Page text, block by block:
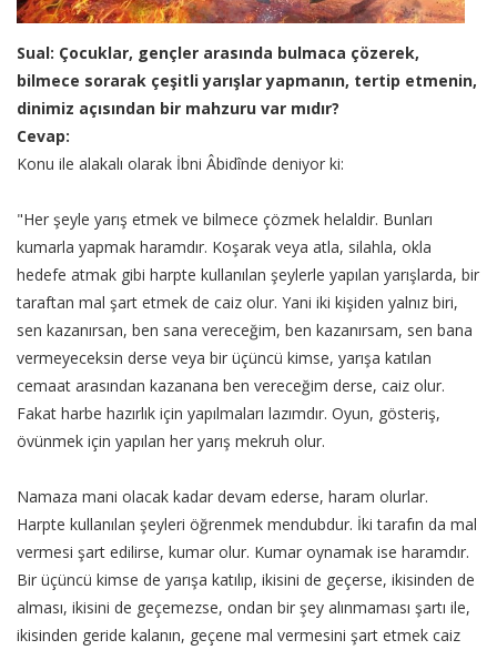
Sual: Çocuklar, gençler arasında bulmaca çözerek,
bilmece sorarak çeşitli yarışlar yapmanın, tertip etmenin,
dinimiz açısından bir mahzuru var mıdır?
Cevap:
Konu ile alakalı olarak İbni Âbidînde deniyor ki:
"Her şeyle yarış etmek ve bilmece çözmek helaldir. Bunları
kumarla yapmak haramdır. Koşarak veya atla, silahla, okla
hedefe atmak gibi harpte kullanılan şeylerle yapılan yarışlarda, bir
taraftan mal şart etmek de caiz olur. Yani iki kişiden yalnız biri,
sen kazanırsan, ben sana vereceğim, ben kazanırsam, sen bana
vermeyeceksin derse veya bir üçüncü kimse, yarışa katılan
cemaat arasından kazanana ben vereceğim derse, caiz olur.
Fakat harbe hazırlık için yapılmaları lazımdır. Oyun, gösteriş,
övünmek için yapılan her yarış mekruh olur.
Namaza mani olacak kadar devam ederse, haram olurlar.
Harpte kullanılan şeyleri öğrenmek mendubdur. İki tarafın da mal
vermesi şart edilirse, kumar olur. Kumar oynamak ise haramdır.
Bir üçüncü kimse de yarışa katılıp, ikisini de geçerse, ikisinden de
alması, ikisini de geçemezse, ondan bir şey alınmaması şartı ile,
ikisinden geride kalanın, geçene mal vermesini şart etmek caiz